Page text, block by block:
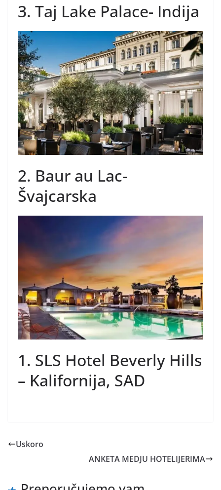
3. Taj Lake Palace- Indija
2. Baur au Lac-
Švajcarska
1. SLS Hotel Beverly Hills
– Kalifornija, SAD
Uskoro
ANKETA MEDJU HOTELIJERIMA